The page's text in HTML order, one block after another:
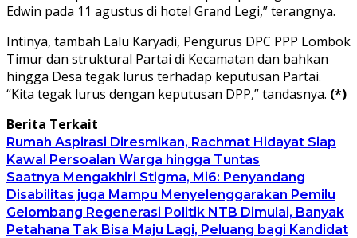
Edwin pada 11 agustus di hotel Grand Legi,” terangnya.
Intinya, tambah Lalu Karyadi, Pengurus DPC PPP Lombok
Timur dan struktural Partai di Kecamatan dan bahkan
hingga Desa tegak lurus terhadap keputusan Partai.
“Kita tegak lurus dengan keputusan DPP,” tandasnya. (*)
Berita Terkait
Rumah Aspirasi Diresmikan, Rachmat Hidayat Siap
Kawal Persoalan Warga hingga Tuntas
Saatnya Mengakhiri Stigma, Mi6: Penyandang
Disabilitas juga Mampu Menyelenggarakan Pemilu
Gelombang Regenerasi Politik NTB Dimulai, Banyak
Petahana Tak Bisa Maju Lagi, Peluang bagi Kandidat